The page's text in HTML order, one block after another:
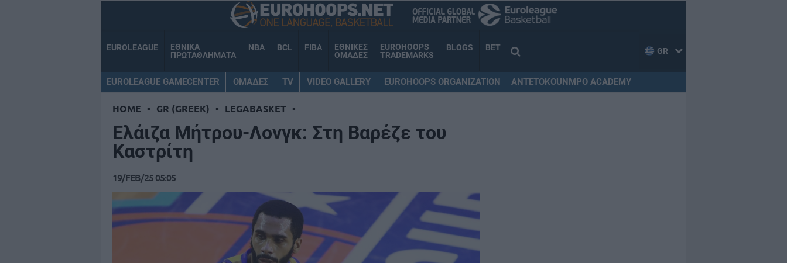
EUROLEAGUE
ΕΘΝΙΚΑ
ΠΡΩΤΑΘΛΗΜΑΤΑ
NBA BCL FIBA
ΕΘΝΙΚΕΣ
ΟΜΑΔΕΣ
EUROHOOPS
TRADEMARKS
BLOGS BET GR
EUROLEAGUE GAMECENTER ΟΜΑΔΕΣ TV VIDEO GALLERY EUROHOOPS ORGANIZATION ANTETOKOUNMPO ACADEMY
HOME • GR (GREEK) • LEGABASKET •
Ελάιζα Μήτρου-Λονγκ: Στη Βαρέζε του
Καστρίτη
19/FEB/25 05:05